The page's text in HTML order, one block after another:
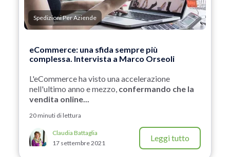
Spedizioni Per Aziende
eCommerce: una sfida sempre più
complessa. Intervista a Marco Orseoli
L'eCommerce ha visto una accelerazione
nell'ultimo anno e mezzo, confermando che la
vendita online...
20 minuti di lettura
Claudia Battaglia
17 settembre 2021
Leggi tutto